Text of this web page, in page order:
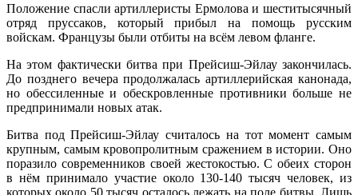
Положение спасли артиллеристы Ермолова и шеститысячный
отряд пруссаков, который прибыл на помощь русским
войскам. Французы были отбиты на всём левом фланге.
На этом фактически битва при Прейсиш-Эйлау закончилась.
До позднего вечера продолжалась артиллерийская канонада,
но обессиленные и обескровленные противники больше не
предпринимали новых атак.
Битва под Прейсиш-Эйлау считалось на тот момент самым
крупным, самым кровопролитным сражением в истории. Оно
поразило современников своей жестокостью. С обеих сторон
в нём принимало участие около 130-140 тысяч человек, из
которых около 50 тысяч осталось лежать на поле битвы. Лишь